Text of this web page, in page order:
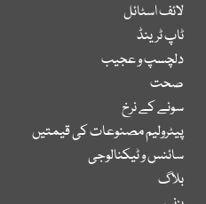
لائف اسٹائل
ٹاپ ٹرینڈ
دلچسپ و عجیب
صحت
سونے کے نرخ
پیٹرولیم مصنوعات کی قیمتیں
سائنس و ٹیکنالوجی
بلاگ